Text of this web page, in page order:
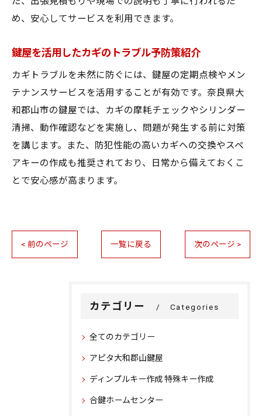
め、安心してサービスを利用できます。
鍵屋を活用したカギのトラブル予防策紹介
カギトラブルを未然に防ぐには、鍵屋の定期点検やメン
テナンスサービスを活用することが有効です。奈良県大
和郡山市の鍵屋では、カギの摩耗チェックやシリンダー
清掃、動作確認などを実施し、問題が発生する前に対策
を講じます。また、防犯性能の高いカギへの交換やスペ
アキーの作成も推奨されており、日常から備えておくこ
とで安心感が高まります。
< 前のページ 一覧に戻る 次のページ >
カテゴリー Categories
全てのカテゴリー
アピタ大和郡山鍵屋
ディンプルキー作成 特殊キー作成
合鍵ホームセンター